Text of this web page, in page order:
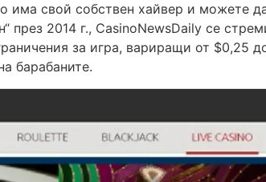
има свой собствен хайвер и можете
през 2014 г., CasinoNewsDaily се
за игра, вариращи от $0,25
барабаните.